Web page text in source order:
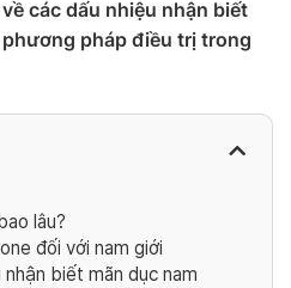
các dấu nhiệu nhận biết
pháp điều trị trong
lâu?
đối với nam giới
biết mãn dục nam